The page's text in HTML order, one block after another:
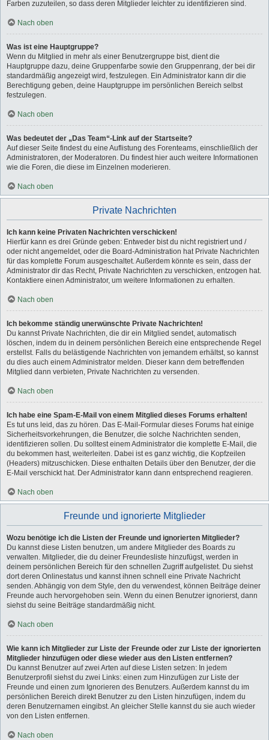
Farben zuzuteilen, so dass deren Mitglieder leichter zu identifizieren sind.
Nach oben
Was ist eine Hauptgruppe?
Wenn du Mitglied in mehr als einer Benutzergruppe bist, dient die
Hauptgruppe dazu, deine Gruppenfarbe sowie den Gruppenrang, der bei dir
standardmäßig angezeigt wird, festzulegen. Ein Administrator kann dir die
Berechtigung geben, deine Hauptgruppe im persönlichen Bereich selbst
festzulegen.
Nach oben
Was bedeutet der „Das Team“-Link auf der Startseite?
Auf dieser Seite findest du eine Auflistung des Forenteams, einschließlich der
Administratoren, der Moderatoren. Du findest hier auch weitere Informationen
wie die Foren, die diese im Einzelnen moderieren.
Nach oben
Private Nachrichten
Ich kann keine Privaten Nachrichten verschicken!
Hierfür kann es drei Gründe geben: Entweder bist du nicht registriert und /
oder nicht angemeldet, oder die Board-Administration hat Private Nachrichten
für das komplette Forum ausgeschaltet. Außerdem könnte es sein, dass der
Administrator dir das Recht, Private Nachrichten zu verschicken, entzogen hat.
Kontaktiere einen Administrator, um weitere Informationen zu erhalten.
Nach oben
Ich bekomme ständig unerwünschte Private Nachrichten!
Du kannst Private Nachrichten, die dir ein Mitglied sendet, automatisch
löschen, indem du in deinem persönlichen Bereich eine entsprechende Regel
erstellst. Falls du belästigende Nachrichten von jemandem erhältst, so kannst
du dies auch einem Administrator melden. Dieser kann dem betreffenden
Mitglied dann verbieten, Private Nachrichten zu versenden.
Nach oben
Ich habe eine Spam-E-Mail von einem Mitglied dieses Forums erhalten!
Es tut uns leid, das zu hören. Das E-Mail-Formular dieses Forums hat einige
Sicherheitsvorkehrungen, die Benutzer, die solche Nachrichten senden,
identifizieren sollen. Du solltest einem Administrator die komplette E-Mail, die
du bekommen hast, weiterleiten. Dabei ist es ganz wichtig, die Kopfzeilen
(Headers) mitzuschicken. Diese enthalten Details über den Benutzer, der die
E-Mail verschickt hat. Der Administrator kann dann entsprechend reagieren.
Nach oben
Freunde und ignorierte Mitglieder
Wozu benötige ich die Listen der Freunde und ignorierten Mitglieder?
Du kannst diese Listen benutzen, um andere Mitglieder des Boards zu
verwalten. Mitglieder, die du deiner Freundesliste hinzufügst, werden in
deinem persönlichen Bereich für den schnellen Zugriff aufgelistet. Du siehst
dort deren Onlinestatus und kannst ihnen schnell eine Private Nachricht
senden. Abhängig von dem Style, den du verwendest, können Beiträge deiner
Freunde auch hervorgehoben sein. Wenn du einen Benutzer ignorierst, dann
siehst du seine Beiträge standardmäßig nicht.
Nach oben
Wie kann ich Mitglieder zur Liste der Freunde oder zur Liste der ignorierten
Mitglieder hinzufügen oder diese wieder aus den Listen entfernen?
Du kannst Benutzer auf zwei Arten auf diese Listen setzen: In jedem
Benutzerprofil siehst du zwei Links: einen zum Hinzufügen zur Liste der
Freunde und einen zum Ignorieren des Benutzers. Außerdem kannst du im
persönlichen Bereich direkt Benutzer zu den Listen hinzufügen, indem du
deren Benutzernamen eingibst. An gleicher Stelle kannst du sie auch wieder
von den Listen entfernen.
Nach oben